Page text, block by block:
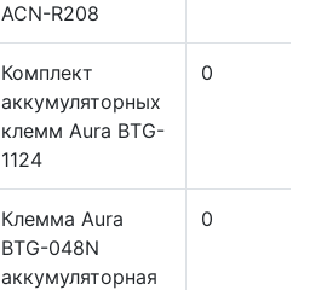
ACN-R208
Комплект
аккумуляторных
клемм Aura BTG-
1124
0
Клемма Aura
BTG-048N
аккумуляторная
0